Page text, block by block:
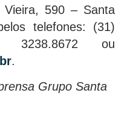
590 – Santa
telefones: (31)
3238.8672 ou
.
Grupo Santa